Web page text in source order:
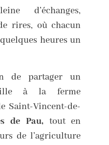
d’échanges,
rires, où chacun
heures un
de partager un
à la ferme
Saint-Vincent-de-
de Pau,tout en
de l’agriculture